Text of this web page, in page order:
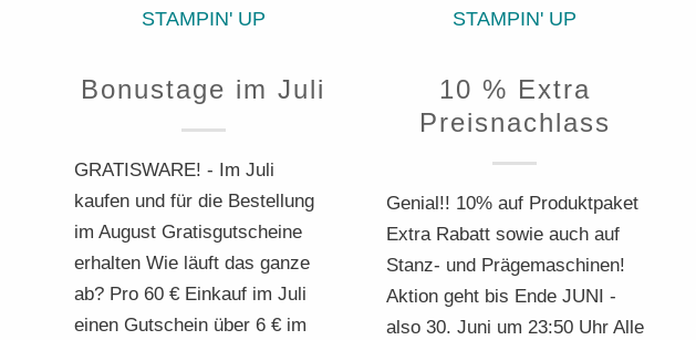
STAMPIN' UP
Bonustage im Juli
GRATISWARE! - Im Juli
kaufen und für die Bestellung
im August Gratisgutscheine
erhalten Wie läuft das ganze
ab? Pro 60 € Einkauf im Juli
einen Gutschein über 6 € im
STAMPIN' UP
10 % Extra
Preisnachlass
Genial!! 10% auf Produktpaket
Extra Rabatt sowie auch auf
Stanz- und Prägemaschinen!
Aktion geht bis Ende JUNI -
also 30. Juni um 23:50 Uhr Alle